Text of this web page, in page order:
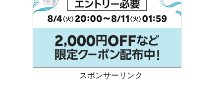
スポンサーリンク